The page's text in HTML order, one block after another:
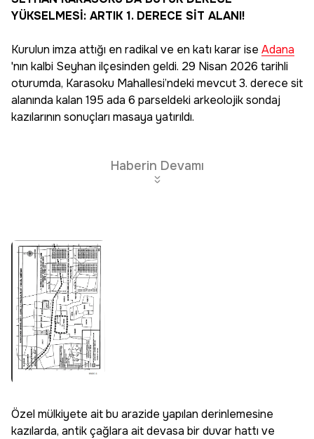
YÜKSELMESİ: ARTIK 1. DERECE SİT ALANI!
Kurulun imza attığı en radikal ve en katı karar ise Adana
'nın kalbi Seyhan ilçesinden geldi. 29 Nisan 2026 tarihli
oturumda, Karasoku Mahallesi’ndeki mevcut 3. derece sit
alanında kalan 195 ada 6 parseldeki arkeolojik sondaj
kazılarının sonuçları masaya yatırıldı.
Haberin Devamı
Özel mülkiyete ait bu arazide yapılan derinlemesine
kazılarda, antik çağlara ait devasa bir duvar hattı ve